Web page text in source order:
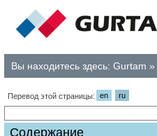
Вы находитесь здесь: Gurtam »
Перевод этой страницы: en ru
Содержание